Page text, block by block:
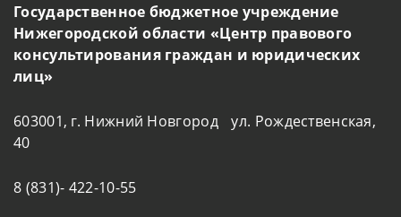
Государственное бюджетное учреждение
Нижегородской области «Центр правового
консультирования граждан и юридических
лиц»
603001, г. Нижний Новгород ул. Рождественская,
40
8 (831)- 422-10-55